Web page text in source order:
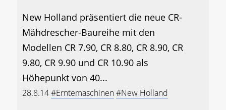
New Holland präsentiert die neue CR-
Mähdrescher-Baureihe mit den
Modellen CR 7.90, CR 8.80, CR 8.90, CR
9.80, CR 9.90 und CR 10.90 als
Höhepunkt von 40...
28.8.14#Erntemaschinen#New Holland